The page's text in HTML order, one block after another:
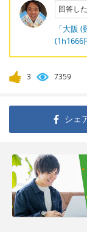
回答し
「大阪
(1h1666
3 7359
シェ